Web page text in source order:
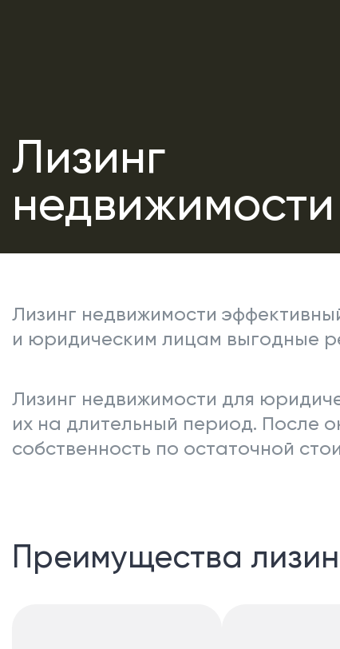
Лизинг
недвижимости
Лизинг недвижимости
и юридическим лицам выгодные
Лизинг недвижимости для
их на длительный период. После
собственность по остаточной
Преимущества